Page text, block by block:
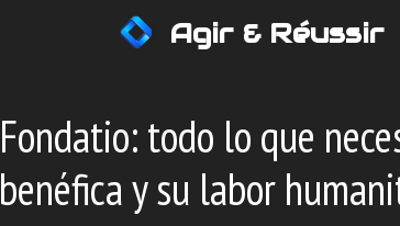
Agir & Réussir
Fondatio: todo lo que
benéfica y su labor